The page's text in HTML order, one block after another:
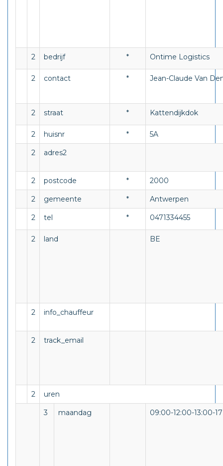
2 bedrijf * Ontime Logistics
2 contact * Jean-Claude Van
2 straat * Kattendijkdok
2 huisnr * 5A
2 adres2
2 postcode * 2000
2 gemeente * Antwerpen
2 tel * 0471334455
2 land BE
2 info_chauffeur
2 track_email
2 uren
3 maandag 09:00-12:00-13:00-